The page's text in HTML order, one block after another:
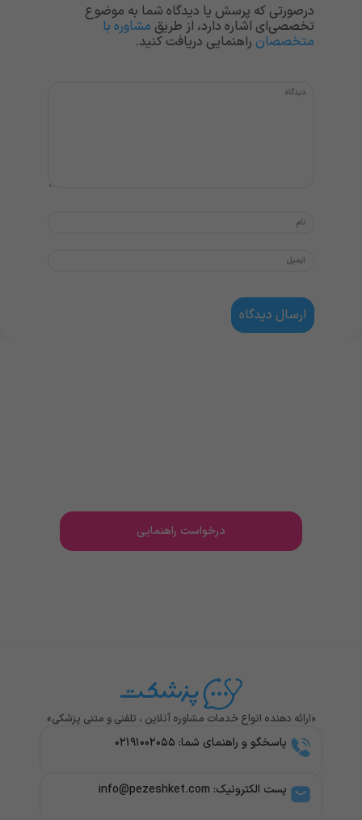
درصورتی که پرسش یا دیدگاه شما به موضوع
تخصصی‌ای اشاره دارد، از طریق مشاوره با
متخصصان راهنمایی دریافت کنید.
درخواست راهنمایی
«ارائه دهنده انواع خدمات مشاوره آنلاین ، تلفنی و متنی پزشکی»
پاسخگو و راهنمای شما: ۰۲۱۹۱۰۰۲۰۵۵
پست الکترونیک: info@pezeshket.com​